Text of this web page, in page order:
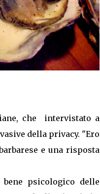
che intervistato a
della privacy. "Ero
e una risposta
psicologico delle